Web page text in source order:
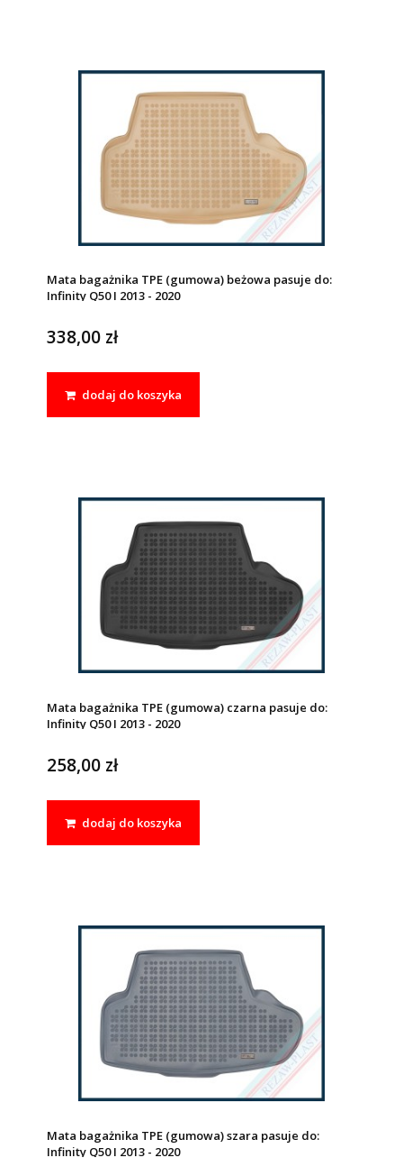
Mata bagażnika TPE (gumowa) beżowa pasuje do:
Infinity Q50 I 2013 - 2020
338,00 zł
dodaj do koszyka
Mata bagażnika TPE (gumowa) czarna pasuje do:
Infinity Q50 I 2013 - 2020
258,00 zł
dodaj do koszyka
Mata bagażnika TPE (gumowa) szara pasuje do:
Infinity Q50 I 2013 - 2020